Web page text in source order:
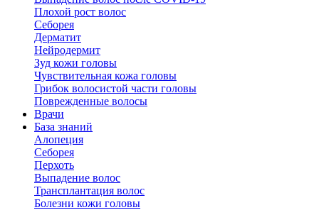
Плохой рост волос
Cеборея
Дерматит
Нейродермит
Зуд кожи головы
Чувствительная кожа головы
Грибок волосистой части головы
Поврежденные волосы
Врачи
База знаний
Алопеция
Себорея
Перхоть
Выпадение волос
Трансплантация волос
Болезни кожи головы